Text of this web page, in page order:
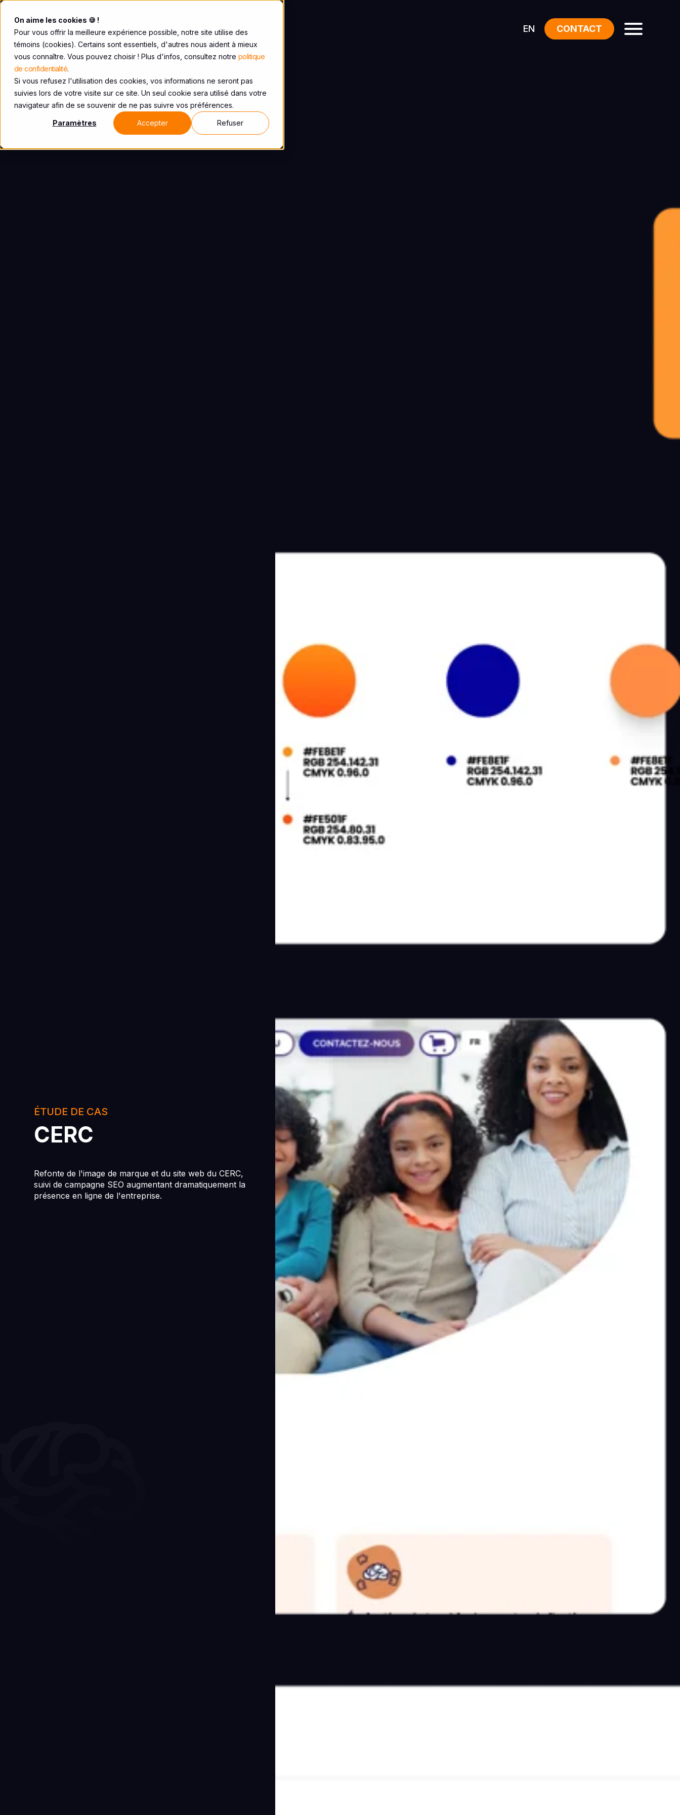
On aime les cookies 🍪 !
Pour vous offrir la meilleure expérience possible, notre site utilise des
témoins (cookies). Certains sont essentiels, d'autres nous aident à mieux
vous connaître. Vous pouvez choisir ! Plus d'infos, consultez notre politique
de confidentialité.
Si vous refusez l'utilisation des cookies, vos informations ne seront pas
suivies lors de votre visite sur ce site. Un seul cookie sera utilisé dans votre
navigateur afin de se souvenir de ne pas suivre vos préférences.
Paramètres Accepter Refuser
EN CONTACT
ÉTUDE DE CAS
CERC
Refonte de l'image de marque et du site web du CERC,
suivi de campagne SEO augmentant dramatiquement la
présence en ligne de l'entreprise.